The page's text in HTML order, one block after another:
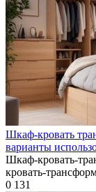
Шкаф-кровать
варианты
Шкаф-кровать-
кровать-
0 131